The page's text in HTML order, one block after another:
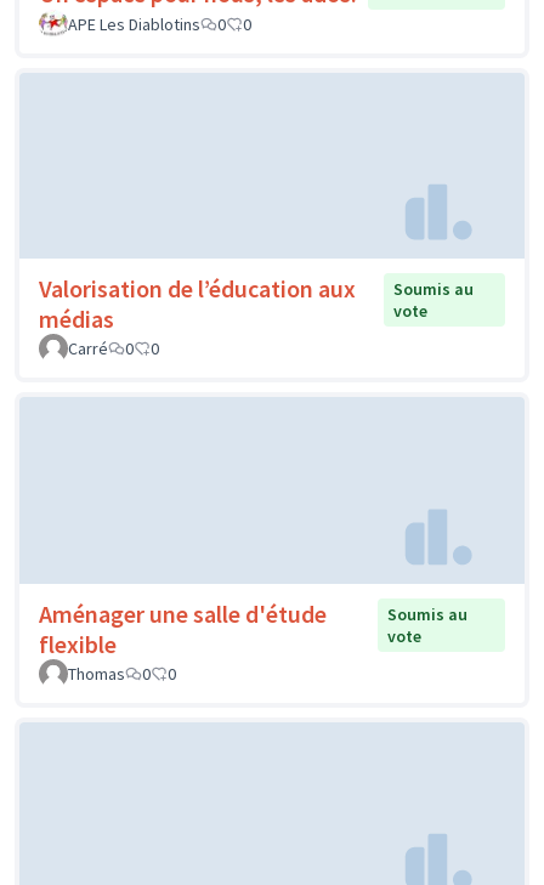
APE Les Diablotins
0 0
Valorisation de l’éducation aux
médias
Soumis au
vote
Carré
0 0
Aménager une salle d'étude
flexible
Soumis au
vote
Thomas
0 0